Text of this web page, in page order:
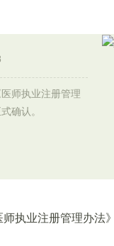
师执业注册管理
确认。
业注册管理办法》